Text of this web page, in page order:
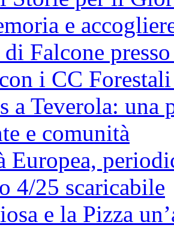
e
Falcone
i CC
a Teverola: una
e comunità
Europea,
4/25 scaricabile
e la Pizza